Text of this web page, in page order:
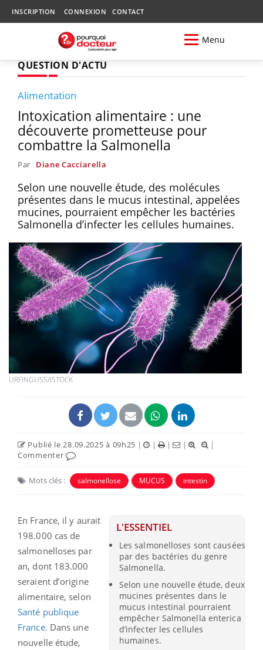
INSCRIPTION CONNEXION CONTACT
Menu
QUESTION D'ACTU
Alimentation
Intoxication alimentaire : une
découverte prometteuse pour
combattre la Salmonella
Par Diane Cacciarella
Selon une nouvelle étude, des molécules
présentes dans le mucus intestinal, appelées
mucines, pourraient empêcher les bactéries
Salmonella d’infecter les cellules humaines.
URFINGUSS/ISTOCK
Publié le 28.09.2025 à 09h25 | | | |
|
Commenter
Mots clés : salmonellose MUCUS intestin
L'ESSENTIEL
Les salmonelloses sont causées
par des bactéries du genre
Salmonella.
Selon une nouvelle étude, deux
mucines présentes dans le
mucus intestinal pourraient
empêcher Salmonella enterica
d’infecter les cellules
humaines.
En France, il y aurait
198.000 cas de
salmonelloses par
an, dont 183.000
seraient d’origine
alimentaire, selon
Santé publique
France. Dans une
nouvelle étude,